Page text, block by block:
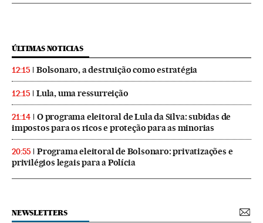
ÚLTIMAS NOTICIAS
12:15 Bolsonaro, a destruição como estratégia
12:15 Lula, uma ressurreição
21:14
O programa eleitoral de Lula da Silva: subidas de
impostos para os ricos e proteção para as minorias
20:55
Programa eleitoral de Bolsonaro: privatizações e
privilégios legais para a Polícia
NEWSLETTERS